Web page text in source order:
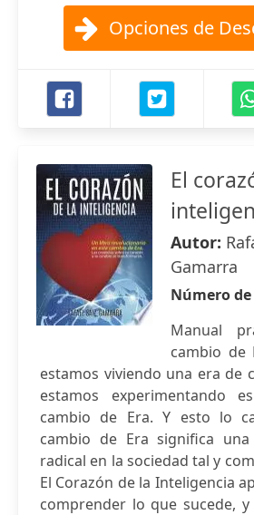
Opciones de
El
Autor:
Gamarra
Número
Manual
cambio de
estamos viviendo una era de
estamos experimentando
cambio de Era. Y esto lo
cambio de Era significa
radical en la sociedad tal y
El Corazón de la Inteligencia
comprender lo que sucede, y